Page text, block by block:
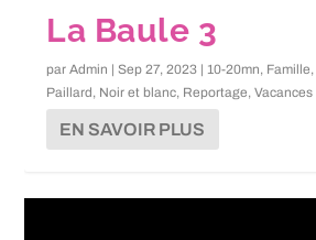
La Baule 3
parAdmin |Sep 27, 2023 |10-20mn, Famille,
Paillard, Noir et blanc, Reportage,Vacances
EN SAVOIR PLUS